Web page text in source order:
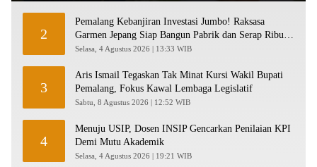
2
Pemalang Kebanjiran Investasi Jumbo! Raksasa
Garmen Jepang Siap Bangun Pabrik dan Serap Ribuan
Tenaga Kerja
Selasa, 4 Agustus 2026 | 13:33 WIB
3
Aris Ismail Tegaskan Tak Minat Kursi Wakil Bupati
Pemalang, Fokus Kawal Lembaga Legislatif
Sabtu, 8 Agustus 2026 | 12:52 WIB
4
Menuju USIP, Dosen INSIP Gencarkan Penilaian KPI
Demi Mutu Akademik
Selasa, 4 Agustus 2026 | 19:21 WIB